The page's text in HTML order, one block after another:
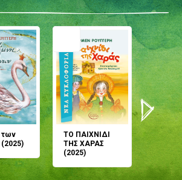
των
ΤΟ ΠΑΙΧΝΙΔΙ
ΤΗΣ ΧΑΡΑΣ
(2025)
μου;
(2024)